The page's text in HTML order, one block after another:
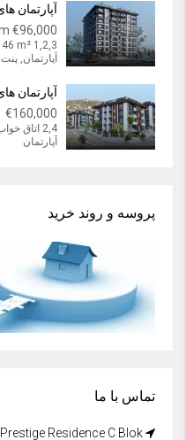
آپارتمان
€96,000
1,2,3 bed • 1,2,3 bath • 46 m²
آپارتمان,
آپارتمان
€160,000
2,4 اتاق خواب • 1,2 bath • 60 m²
آپارتمان
پروسه و روند خرید
تماس با ما